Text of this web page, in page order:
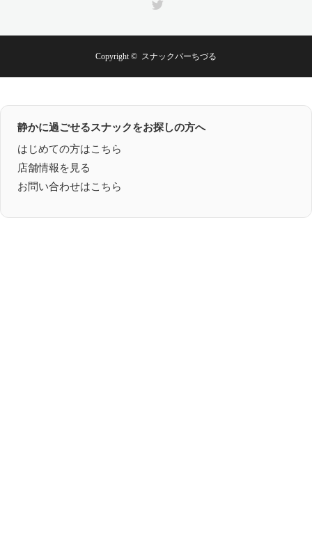
Copyright © スナックバーちづる
静かに過ごせるスナックをお探しの方へ
はじめての方はこちら
店舗情報を見る
お問い合わせはこちら